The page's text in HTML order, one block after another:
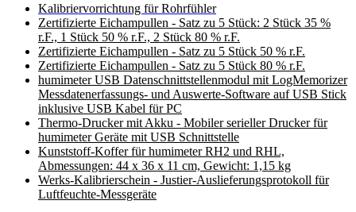
Kalibriervorrichtung für Rohrfühler
Zertifizierte Eichampullen - Satz zu 5 Stück: 2 Stück 35 %
r.F., 1 Stück 50 % r.F., 2 Stück 80 % r.F.
Zertifizierte Eichampullen - Satz zu 5 Stück 50 % r.F.
Zertifizierte Eichampullen - Satz zu 5 Stück 80 % r.F.
humimeter USB Datenschnittstellenmodul mit LogMemorizer
Messdatenerfassungs- und Auswerte-Software auf USB Stick
inklusive USB Kabel für PC
Thermo-Drucker mit Akku - Mobiler serieller Drucker für
humimeter Geräte mit USB Schnittstelle
Kunststoff-Koffer für humimeter RH2 und RHL,
Abmessungen: 44 x 36 x 11 cm, Gewicht: 1,15 kg
Werks-Kalibrierschein - Justier-Auslieferungsprotokoll für
Luftfeuchte-Messgeräte